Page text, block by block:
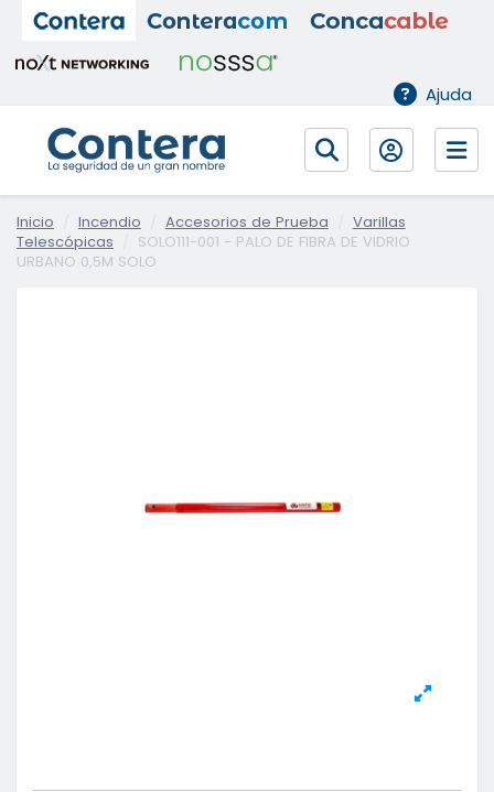
Ajuda
Inicio Incendio Accesorios de Prueba
Varillas
Telescópicas
SOLO111-001 - PALO DE FIBRA DE VIDRIO
URBANO 0,5M SOLO